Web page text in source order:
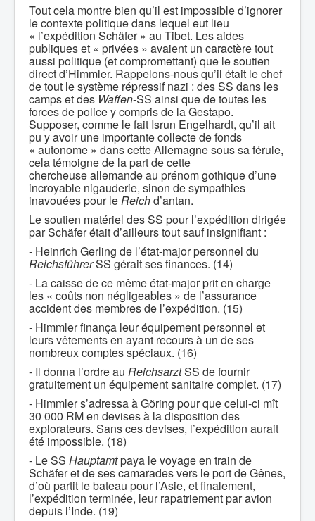
Tout cela montre bien qu’il est impossible d’ignorer
le contexte politique dans lequel eut lieu
« l’expédition Schäfer » au Tibet. Les aides
publiques et « privées » avaient un caractère tout
aussi politique (et compromettant) que le soutien
direct d’Himmler. Rappelons-nous qu’il était le chef
de tout le système répressif nazi : des SS dans les
camps et des Waffen-SS ainsi que de toutes les
forces de police y compris de la Gestapo.
Supposer, comme le fait Isrun Engelhardt, qu’il ait
pu y avoir une importante collecte de fonds
« autonome » dans cette Allemagne sous sa férule,
cela témoigne de la part de cette
chercheuse allemande au prénom gothique d’une
incroyable nigauderie, sinon de sympathies
inavouées pour leReichd’antan.
Le soutien matériel des SS pour l’expédition dirigée
par Schäfer était d’ailleurs tout sauf insignifiant :
- Heinrich Gerling de l’état-major personnel du
ReichsführerSS gérait ses finances. (14)
- La caisse de ce même état-major prit en charge
les « coûts non négligeables » de l’assurance
accident des membres de l’expédition. (15)
- Himmler finança leur équipement personnel et
leurs vêtements en ayant recours à un de ses
nombreux comptes spéciaux. (16)
- Il donna l’ordre au ReichsarztSS de fournir
gratuitement un équipement sanitaire complet. (17)
- Himmler s’adressa à Göring pour que celui-ci mît
30 000 RM en devises à la disposition des
explorateurs. Sans ces devises, l’expédition aurait
été impossible. (18)
- Le SS Hauptamtpaya le voyage en train de
Schäfer et de ses camarades vers le port de Gênes,
d’où partit le bateau pour l’Asie, et finalement,
l’expédition terminée, leur rapatriement par avion
depuis l’Inde. (19)